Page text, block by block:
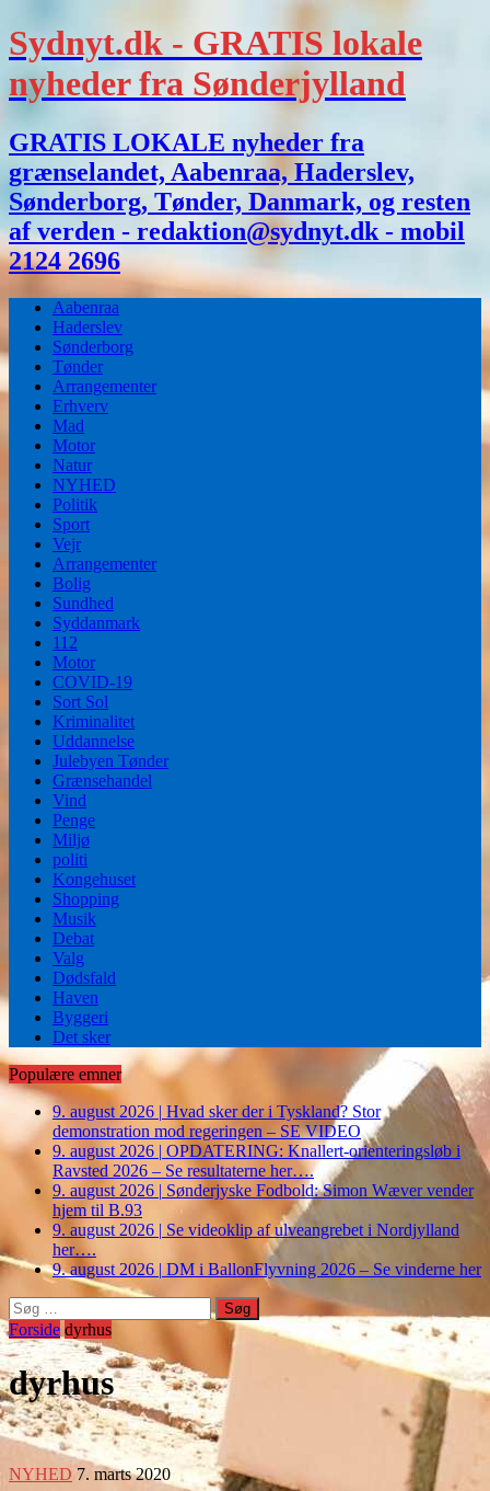
Sydnyt.dk - GRATIS lokale
nyheder fra Sønderjylland
GRATIS LOKALE nyheder fra
grænselandet, Aabenraa, Haderslev,
Sønderborg, Tønder, Danmark, og resten
af verden - redaktion@sydnyt.dk - mobil
2124 2696
Aabenraa
Haderslev
Sønderborg
Tønder
Arrangementer
Erhverv
Mad
Motor
Natur
NYHED
Politik
Sport
Vejr
Arrangementer
Bolig
Sundhed
Syddanmark
112
Motor
COVID-19
Sort Sol
Kriminalitet
Uddannelse
Julebyen Tønder
Grænsehandel
Vind
Penge
Miljø
politi
Kongehuset
Shopping
Musik
Debat
Valg
Dødsfald
Haven
Byggeri
Det sker
Populære emner
9. august 2026 | Hvad sker der i Tyskland? Stor
demonstration mod regeringen – SE VIDEO
9. august 2026 | OPDATERING: Knallert-orienteringsløb i
Ravsted 2026 – Se resultaterne her….
9. august 2026 | Sønderjyske Fodbold: Simon Wæver vender
hjem til B.93
9. august 2026 | Se videoklip af ulveangrebet i Nordjylland
her….
9. august 2026 | DM i BallonFlyvning 2026 – Se vinderne her
Søg
efter:
Forside dyrhus
dyrhus
NYHED 7. marts 2020